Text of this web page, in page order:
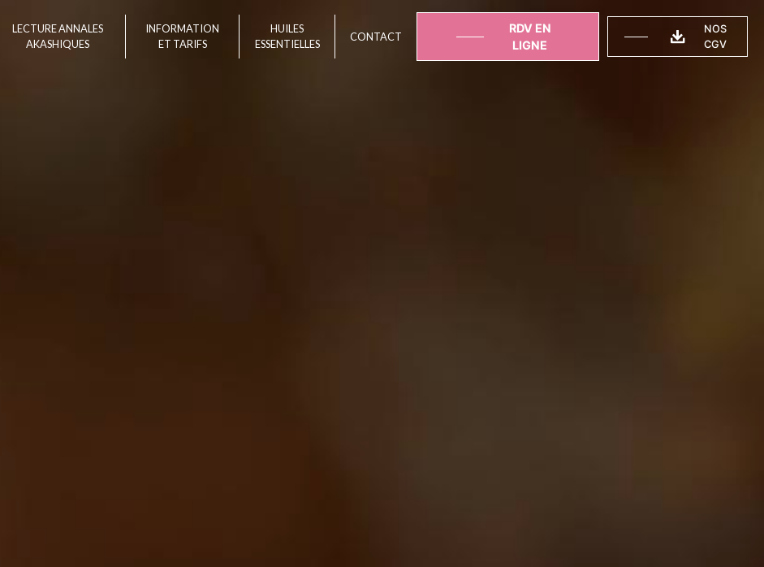
LECTURE ANNALES
AKASHIQUES
INFORMATION
ET TARIFS
HUILES
ESSENTIELLES
CONTACT
RDV EN
LIGNE
NOS
CGV